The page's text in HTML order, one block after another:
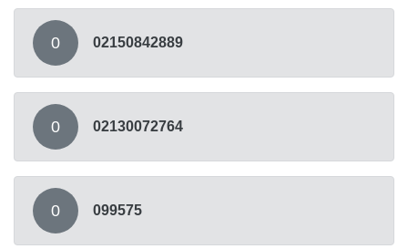
0 02150842889
0 02130072764
0 099575